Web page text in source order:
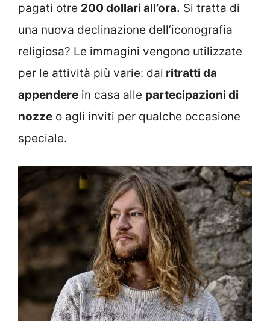
pagati otre 200 dollari all’ora. Si tratta di
una nuova declinazione dell’iconografia
religiosa? Le immagini vengono utilizzate
per le attività più varie: dai ritratti da
appendere in casa alle partecipazioni di
nozze o agli inviti per qualche occasione
speciale.